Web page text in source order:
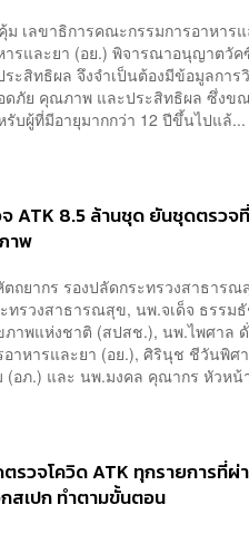
เลขาธิการคณะกรรมการอาหารแ
ารและยา (อย.) พิจารณาอนุญาตวั
สิทธิผล จึงจำเป็นต้องมีข้อมูลการ
ดภัย คุณภาพ และประสิทธิผล ซึ่งข
บผู้ที่มีอายุมากกว่า 12 ปีขึ้นไปแล้...
ATK 8.5 ล้านชุด ยันชุดตรวจ
าพ
ถยากร รองปลัดกระทรวงสาธารณ
ทรวงสาธารณสุข, นพ.จเด็จ ธรรม
าพแห่งชาติ (สปสช.), นพ.ไพศาล
าหารและยา (อย.), ศิรินุช ชีวันพิศ
(อภ.) และ นพ.มงคล คุณากร หัวหน้
รวจโควิด ATK ทุกรายการที่ผ่
สเปก ทำตามขั้นตอน